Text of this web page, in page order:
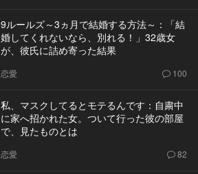
9ルールズ～3ヵ月で結婚する方法～：「結
婚してくれないなら、別れる！」32歳女
が、彼氏に詰め寄った結果
恋愛 100
私、マスクしてるとモテるんです：自粛中
に家へ招かれた女。ついて行った彼の部屋
で、見たものとは
恋愛 82